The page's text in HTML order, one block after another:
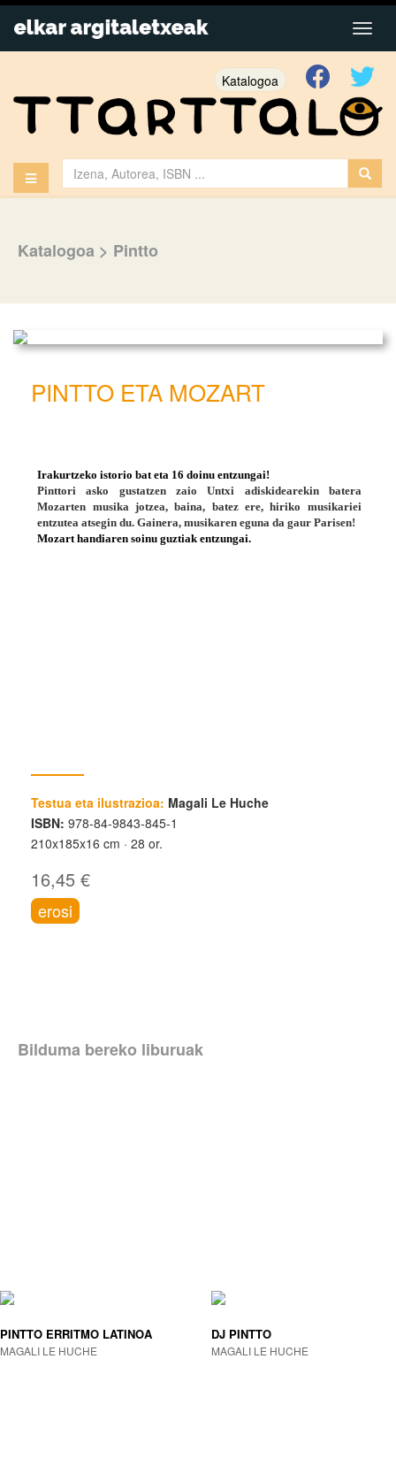
Katalogoa
Katalogoa > Pintto
PINTTO ETA MOZART
Irakurtzeko istorio bat eta 16 doinu entzungai!
Pinttori asko gustatzen zaio Untxi adiskidearekin batera
Mozarten musika jotzea, baina, batez ere, hiriko musikariei
entzutea atsegin du.Gainera, musikaren eguna da gaur Parisen!
Mozart handiaren soinu guztiak entzungai.
Testua eta ilustrazioa: Magali Le Huche
ISBN: 978-84-9843-845-1
210x185x16 cm
28 or.
16,45 €
erosi
Bilduma bereko liburuak
PINTTO ERRITMO LATINOA
MAGALI LE HUCHE
DJ PINTTO
MAGALI LE HUCHE